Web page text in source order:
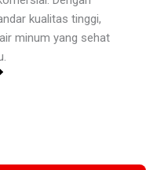
kualitas tinggi,
minum yang sehat